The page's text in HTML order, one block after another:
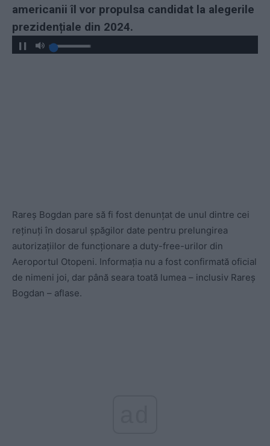
americanii îl vor propulsa candidat la alegerile
prezidențiale din 2024.
Rareș Bogdan pare să fi fost denunțat de unul dintre cei
reținuți în dosarul șpăgilor date pentru prelungirea
autorizațiilor de funcționare a duty-free-urilor din
Aeroportul Otopeni. Informația nu a fost confirmată oficial
de nimeni joi, dar până seara toată lumea – inclusiv Rareș
Bogdan – aflase.